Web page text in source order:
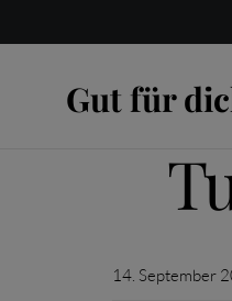
Gut für
14. September